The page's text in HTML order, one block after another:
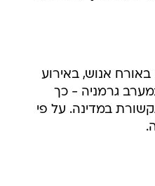
אנוש, באירוע
גרמניה - כך
במדינה. על פי